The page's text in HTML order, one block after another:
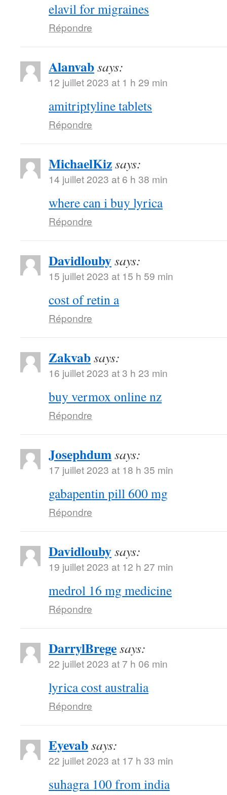
elavil for migraines
Répondre
Alanvabsays:
12 juillet 2023 at 1 h 29 min
amitriptyline tablets
Répondre
MichaelKizsays:
14 juillet 2023 at 6 h 38 min
where can i buy lyrica
Répondre
Davidloubysays:
15 juillet 2023 at 15 h 59 min
cost of retin a
Répondre
Zakvabsays:
16 juillet 2023 at 3 h 23 min
buy vermox online nz
Répondre
Josephdumsays:
17 juillet 2023 at 18 h 35 min
gabapentin pill 600 mg
Répondre
Davidloubysays:
19 juillet 2023 at 12 h 27 min
medrol 16 mg medicine
Répondre
DarrylBregesays:
22 juillet 2023 at 7 h 06 min
lyrica cost australia
Répondre
Eyevabsays:
22 juillet 2023 at 17 h 33 min
suhagra 100 from india